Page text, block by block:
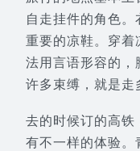
自走挂件的角色
重要的凉鞋。穿
法用言语形容的，
许多束缚，就是走
去的时候订的高
有不一样的体验